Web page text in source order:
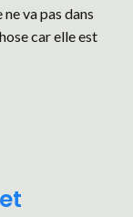
va pas dans
car elle est